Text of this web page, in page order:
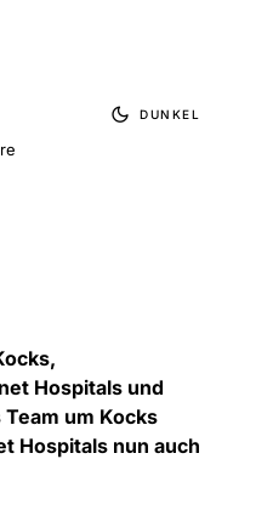
DUNKEL
Hospitals und
um Kocks
Hospitals nun auch